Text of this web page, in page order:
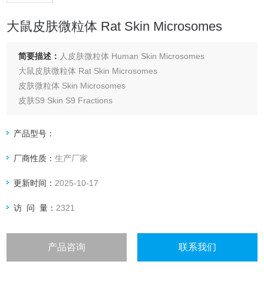
大鼠皮肤微粒体 Rat Skin Microsomes
简要描述： 人皮肤微粒体 Human Skin Microsomes
大鼠皮肤微粒体 Rat Skin Microsomes
皮肤微粒体 Skin Microsomes
皮肤S9 Skin S9 Fractions
产品型号：
厂商性质：生产厂家
更新时间： 2025-10-17
访 问 量： 2321
产品咨询 联系我们